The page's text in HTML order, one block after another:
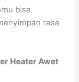
bisa
rasa
Heater Awet